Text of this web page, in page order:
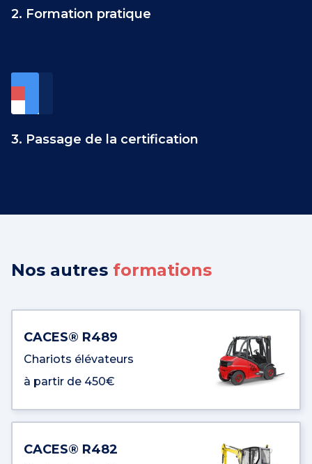
2. Formation pratique
3. Passage de la certification
Nos autres formations
CACES® R489
Chariots élévateurs
à partir de 450€
CACES® R482